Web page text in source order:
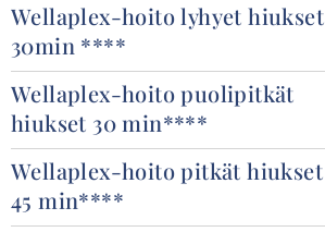
Wellaplex-hoito lyhyet hiukset
30min ****
Wellaplex-hoito puolipitkät
hiukset 30 min****
Wellaplex-hoito pitkät hiukset
45 min****